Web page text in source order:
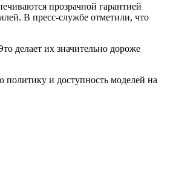
прозрачной гарантией
В пресс-службе отметили, что
делает их значительно дороже
политику и доступность моделей на